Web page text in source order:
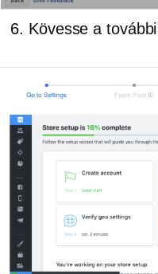
Kövesse a